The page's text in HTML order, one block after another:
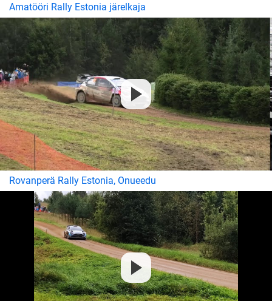
Amatööri Rally Estonia järelkaja
Rovanperä Rally Estonia, Onueedu